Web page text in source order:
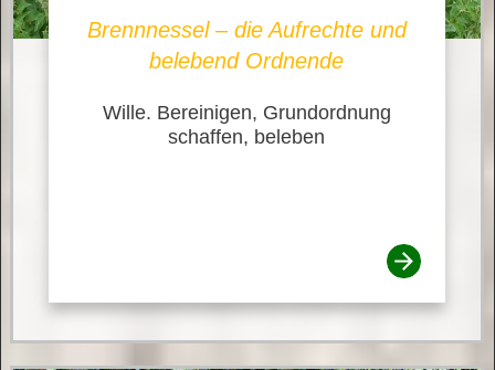
Brennnessel – die Aufrechte und
belebend Ordnende
Wille. Bereinigen, Grundordnung
schaffen, beleben